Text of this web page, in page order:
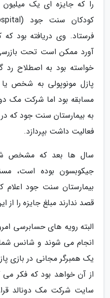
را که جایزه ای یک میلیون
فرستاد. وی دریافته بود
آورد ممکن است تحت بازرسی
خواسته بود به اصطلاح رد
پازل مونوپولی به شخص یا
مسابقه بود اما شرکت مک
به بیمارستان سنت جود که
فعالیت داشت بپردازد.
سال ها بعد که مشخص
جیکوبسون بوده است،
بیمارستان سنت جود
قصد ندارند مبلغ جایزه را از
البته رویه های حسابرسی
انجام می شوند و شانس شما
یک همبرگر مجانی در بازی
از آن خواهد بود که فکر می
سایت شرکت مک دونالد